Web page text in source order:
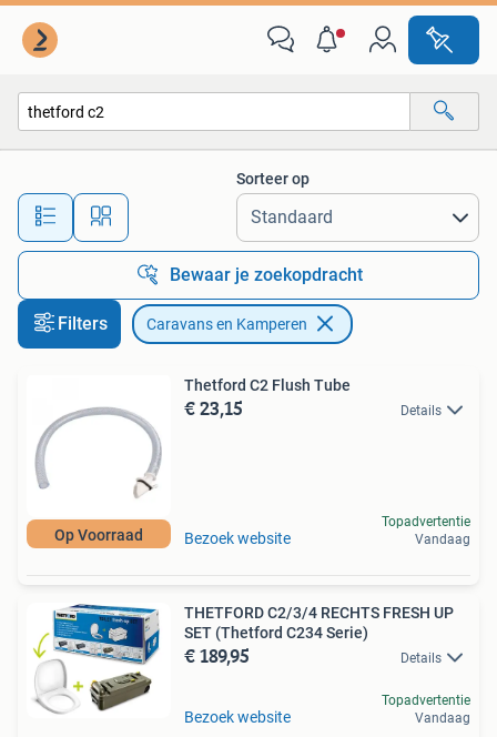
Alle afstanden…
Sorteer op
Bewaar je zoekopdracht
Filters Caravans en Kamperen
Op Voorraad
Thetford C2 Flush Tube
€ 23,15 Details
Bezoek website
Topadvertentie
Vandaag
THETFORD C2/3/4 RECHTS FRESH UP
SET (Thetford C234 Serie)
€ 189,95 Details
Bezoek website
Topadvertentie
Vandaag